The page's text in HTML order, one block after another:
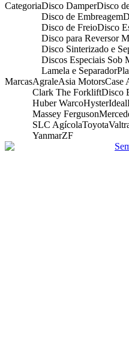
CategoriaDisco DamperDisco
Disco de Embreagem
Disco de FreioDisco
Disco para Reversor
Disco Sinterizado e
Discos Especiais Sob
Lamela e Separador
MarcasAgraleAsia MotorsCase
Clark The ForkliftDisco
Huber WarcoHysterIdeal
Massey Ferguson
SLC AgícolaToyota
YanmarZF